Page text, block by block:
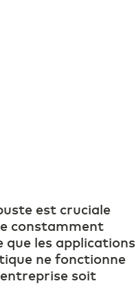
est cruciale
constamment
que les applications
ne fonctionne
soit